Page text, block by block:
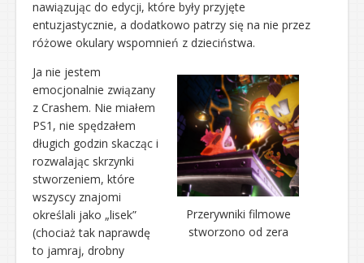
nawiązując do edycji, które były przyjęte
entuzjastycznie, a dodatkowo patrzy się na nie przez
różowe okulary wspomnień z dzieciństwa.
Przerywniki filmowe
stworzono od zera
Ja nie jestem
emocjonalnie związany
z Crashem. Nie miałem
PS1, nie spędzałem
długich godzin skacząc i
rozwalając skrzynki
stworzeniem, które
wszyscy znajomi
określali jako „lisek”
(chociaż tak naprawdę
to jamraj, drobny